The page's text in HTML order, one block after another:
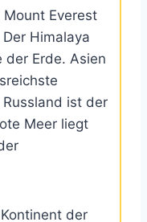
Everest
Himalaya
Erde. Asien
ist der
Meer liegt
der